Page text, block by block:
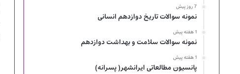
7 روز پیش
نمونه سوالات تاریخ دوازدهم انسانی
1 هفته پیش
نمونه سوالات سلامت و بهداشت دوازدهم
1 هفته پیش
پانسیون مطالعاتی ایرانشهر( پسرانه)